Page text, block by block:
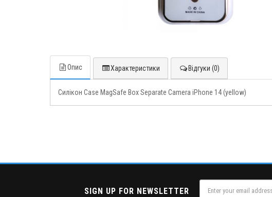
Опис Характеристики Відгуки (0)
Силікон Case MagSafe Box Separate Camera iPhone 14 (yellow)
SIGN UP FOR NEWSLETTER